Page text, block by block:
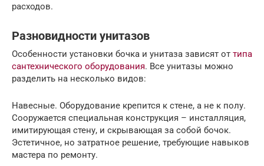
расходов.
Разновидности унитазов
Особенности установки бочка и унитаза зависят от типа
сантехнического оборудования. Все унитазы можно
разделить на несколько видов:
Навесные. Оборудование крепится к стене, а не к полу.
Сооружается специальная конструкция – инсталляция,
имитирующая стену, и скрывающая за собой бочок.
Эстетичное, но затратное решение, требующие навыков
мастера по ремонту.